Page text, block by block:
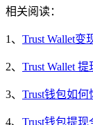
相关阅读：
1、 Trust Wallet
2、 Trust Wallet
3、 Trust钱包如
4、 Trust钱包提